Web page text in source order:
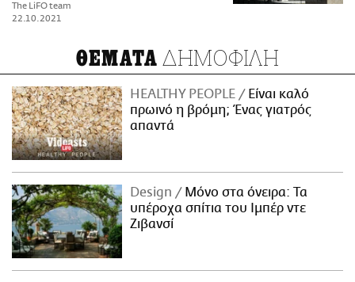
The LiFO team
22.10.2021
ΘΕΜΑΤΑ ΔΗΜΟΦΙΛΗ
HEALTHY PEOPLE
Είναι καλό
πρωινό η βρόμη; Ένας γιατρός
απαντά
Design
Μόνο στα όνειρα: Τα
υπέροχα σπίτια του Ιμπέρ ντε
Ζιβανσί